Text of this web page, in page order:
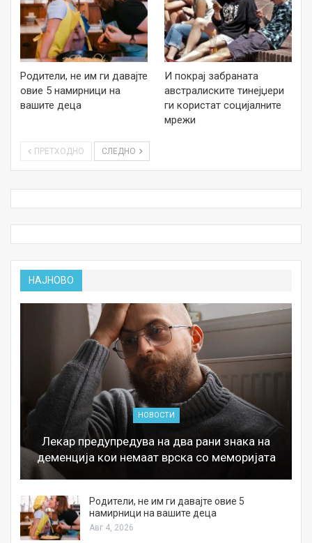
Родители, не им ги давајте
овие 5 намирници на
вашите деца
И покрај забраната
австралиските тинејџери
ги користат социјалните
мрежи
ПРЕТХОДНО СЛЕДНО
НАЈНОВО
НОВОСТИ
Лекар предупредува на два рани знака на
деменција кои немаат врска со меморијата
Родители, не им ги давајте овие 5
намирници на вашите деца
Авг 4, 2026